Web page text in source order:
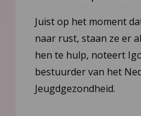
Juist op het moment
naar rust, staan ze er
hen te hulp, noteert
bestuurder van het
Jeugdgezondheid.